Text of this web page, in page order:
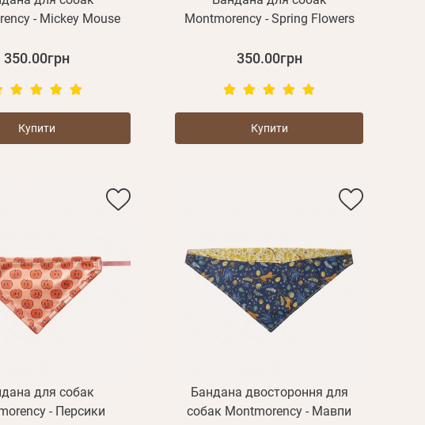
- Mickey Mouse
350.00грн
Купити
Montmorency - Spring Flowers
350.00грн
Купити
для собак
- Персики
Бандана двостороння для
собак Montmorency - Мавпи